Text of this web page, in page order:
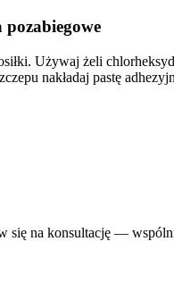
pozabiegowe
Używaj żeli
nakładaj pastę
się na konsultację —